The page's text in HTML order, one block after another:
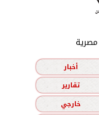
أخبار
تقارير
خارجي